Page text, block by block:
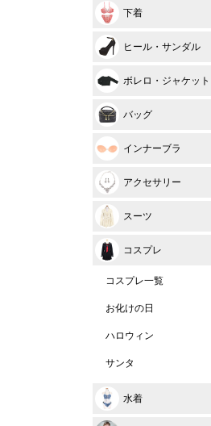
下着
ヒール・サンダル
ボレロ・ジャケット
バッグ
インナーブラ
アクセサリー
スーツ
コスプレ
コスプレ一覧
お化けの日
ハロウィン
サンタ
水着